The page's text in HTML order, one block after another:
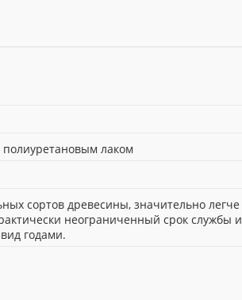
лаком
сортов древесины, значительно легче
неограниченный срок службы и
годами.